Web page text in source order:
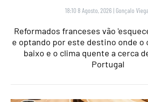
18:10 8 Agosto, 2026 | Gonçalo
Reformados franceses vão
e optando por este destino onde o
baixo e o clima quente a cerca
Portugal